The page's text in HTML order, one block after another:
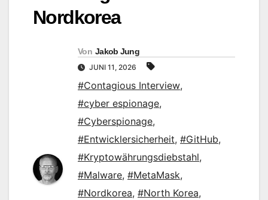
Nordkorea
Von Jakob Jung
JUNI 11, 2026
#Contagious Interview,
#cyber espionage,
#Cyberspionage,
#Entwicklersicherheit, #GitHub,
#Kryptowährungsdiebstahl,
#Malware, #MetaMask,
#Nordkorea, #North Korea,